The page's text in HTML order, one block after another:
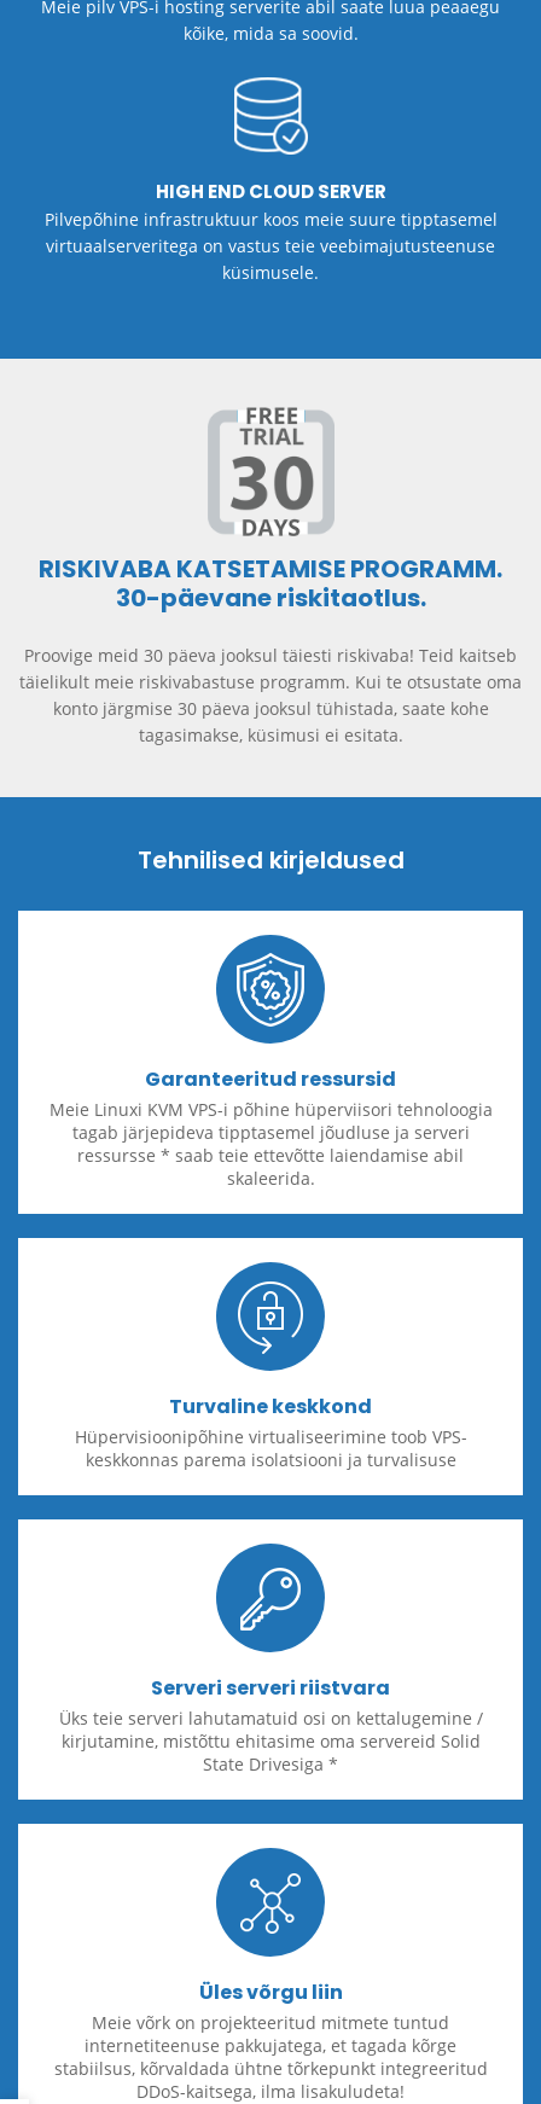
Meie pilv VPS-i hosting serverite abil saate luua peaaegu
kõike, mida sa soovid.
HIGH END CLOUD SERVER
Pilvepõhine infrastruktuur koos meie suure tipptasemel
virtuaalserveritega on vastus teie veebimajutusteenuse
küsimusele.
RISKIVABA KATSETAMISE PROGRAMM.
30-päevane riskitaotlus.
Proovige meid 30 päeva jooksul täiesti riskivaba! Teid kaitseb
täielikult meie riskivabastuse programm. Kui te otsustate oma
konto järgmise 30 päeva jooksul tühistada, saate kohe
tagasimakse, küsimusi ei esitata.
Tehnilised kirjeldused
Garanteeritud ressursid
Meie Linuxi KVM VPS-i põhine hüperviisori tehnoloogia
tagab järjepideva tipptasemel jõudluse ja serveri
ressursse * saab teie ettevõtte laiendamise abil
skaleerida.
Turvaline keskkond
Hüpervisioonipõhine virtualiseerimine toob VPS-
keskkonnas parema isolatsiooni ja turvalisuse
Serveri serveri riistvara
Üks teie serveri lahutamatuid osi on kettalugemine /
kirjutamine, mistõttu ehitasime oma servereid Solid
State Drivesiga *
Üles võrgu liin
Meie võrk on projekteeritud mitmete tuntud
internetiteenuse pakkujatega, et tagada kõrge
stabiilsus, kõrvaldada ühtne tõrkepunkt integreeritud
DDoS-kaitsega, ilma lisakuludeta!